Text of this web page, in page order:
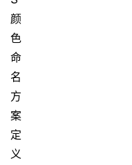
颜
色
命
名
方
案
定
义